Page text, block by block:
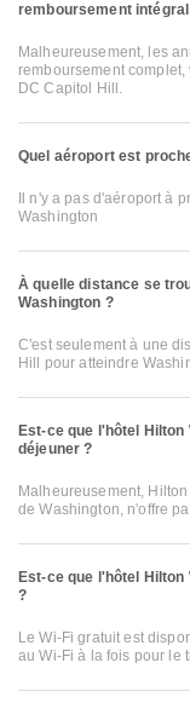
remboursement
Malheureusement, les
remboursement
DC Capitol Hill.
Quel aéroport est
Il n'y a pas d'aéroport à
Washington
À quelle distance se
Washington ?
C'est seulement à une
Hill pour atteindre
Est-ce que l'hôtel
déjeuner ?
Malheureusement,
de Washington, n'offre
Est-ce que l'hôtel Hilton
?
Le Wi-Fi gratuit est
au Wi-Fi à la fois pour le